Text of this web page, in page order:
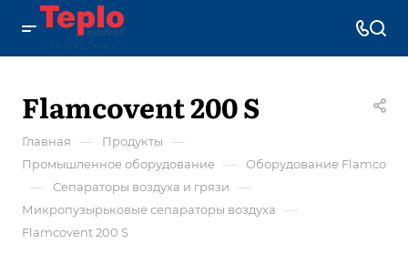
Flamcovent 200 S
Главная — Продукты —
Промышленное оборудование — Оборудование Flamco
— Сепараторы воздуха и грязи —
Микропузырьковые сепараторы воздуха —
Flamcovent 200 S